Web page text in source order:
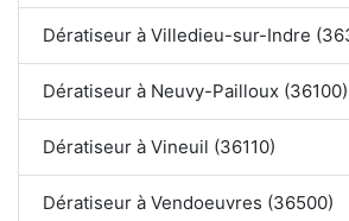
Dératiseur à Villedieu-sur-Indre
Dératiseur à Neuvy-Pailloux (36100)
Dératiseur à Vineuil (36110)
Dératiseur à Vendoeuvres (36500)